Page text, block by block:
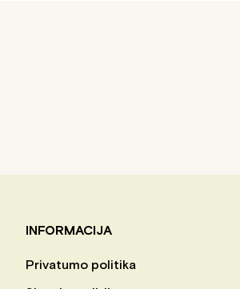
INFORMACIJA
Privatumo politika